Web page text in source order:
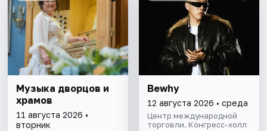
Музыка дворцов и
храмов
11 августа 2026 •
вторник
Bewhy
12 августа 2026 • среда
Центр международной
торговли. Конгресс-холл